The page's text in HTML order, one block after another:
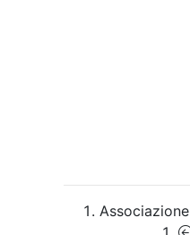
Associazione